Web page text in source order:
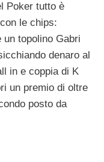
Poker tutto è
le chips:
un topolino Gabri
denaro al
in e coppia di K
un premio di oltre
posto da